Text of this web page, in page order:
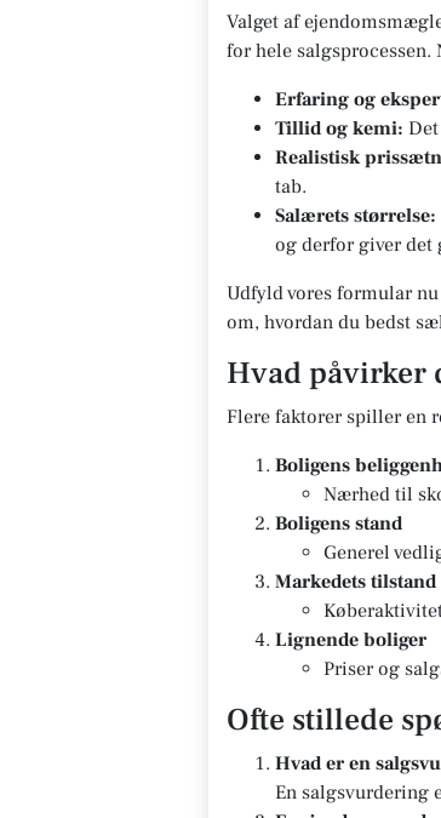
Valget af
for hele
Erfaring og
Tillid og kemi:
Realistisk
tab.
Salærets størrelse:
og derfor giver det
Udfyld vores formular
om, hvordan du bedst
Hvad påvirker
Flere faktorer spiller en
Boligens
Nærhed til
Boligens stand
Generel
Markedets tilstand
Lignende boliger
Priser og
Ofte stillede
Hvad er en
En salgsvurdering